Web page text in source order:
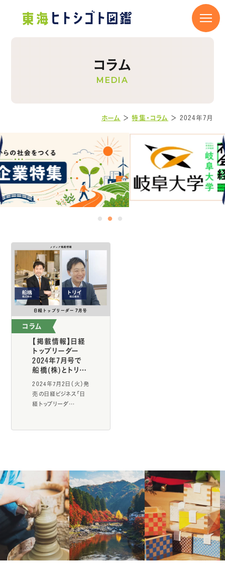
コラム
MEDIA
ホーム ＞特集・コラム ＞ 2024年7月
コラム
【掲載情報】日経
トップリーダー
2024年7月号で
船橋(株)とトリ…
2024年7月2日（火）発
売の日経ビジネス「日
経トップリーダ…